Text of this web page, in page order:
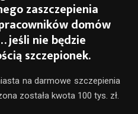
zaszczepienia
domów
jeśli nie będzie
szczepionek.
na darmowe szczepienia
została kwota 100 tys. zł.